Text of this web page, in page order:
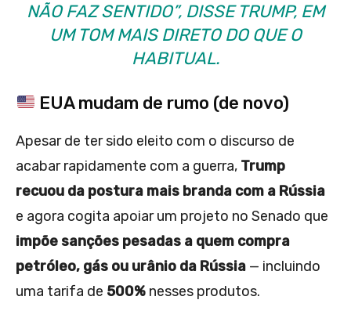
NÃO FAZ SENTIDO”, DISSE TRUMP, EM
UM TOM MAIS DIRETO DO QUE O
HABITUAL.
EUA mudam de rumo (de novo)
Apesar de ter sido eleito com o discurso de
acabar rapidamente com a guerra, Trump
recuou da postura mais branda com a Rússia
e agora cogita apoiar um projeto no Senado que
impõe sanções pesadas a quem compra
petróleo, gás ou urânio da Rússia — incluindo
uma tarifa de 500% nesses produtos.